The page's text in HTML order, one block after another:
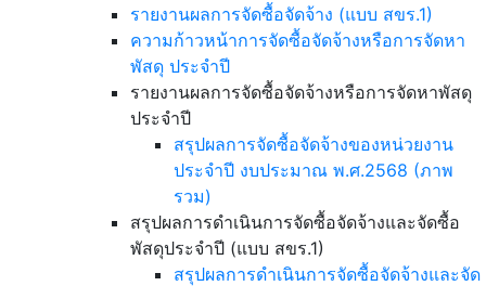
รายงานผลการจัดซื้อจัดจ้าง (แบบ สขร.1)
ความก้าวหน้าการจัดซื้อจัดจ้างหรือการจัดหา
พัสดุ ประจำปี
รายงานผลการจัดซื้อจัดจ้างหรือการจัดหาพัสดุ
ประจำปี
สรุปผลการจัดซื้อจัดจ้างของหน่วยงาน
ประจำปี งบประมาณ พ.ศ.2568 (ภาพ
รวม)
สรุปผลการดำเนินการจัดซื้อจัดจ้างและจัดซื้อ
พัสดุประจำปี (แบบ สขร.1)
สรุปผลการดำเนินการจัดซื้อจัดจ้างและจัด